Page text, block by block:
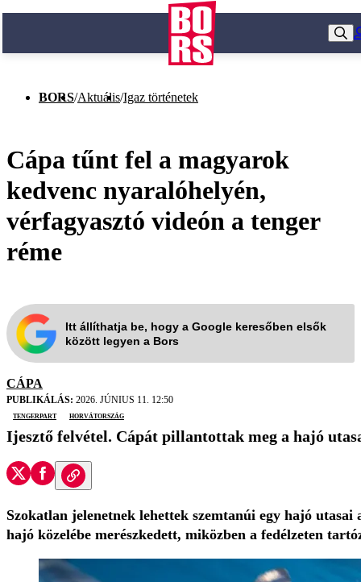
BORS/Aktuális/Igaz történetek
Cápa tűnt fel a magyarok
kedvenc nyaralóhelyén,
vérfagyasztó videón a tenger
réme
Itt állíthatja be, hogy a Google keresőben elsők
között legyen a Bors
CÁPA
PUBLIKÁLÁS: 2026. JÚNIUS 11. 12:50
tengerpart
Horvátország
Ijesztő felvétel. Cápát pillantottak meg a hajó
Szokatlan jelenetnek lehettek szemtanúi egy hajó
hajó közelébe merészkedett, miközben a fedélzeten